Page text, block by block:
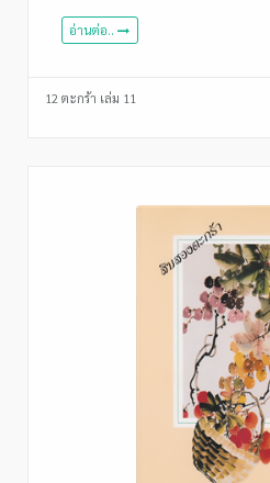
อ่านต่อ..
12 ตะกร้า เล่ม 11